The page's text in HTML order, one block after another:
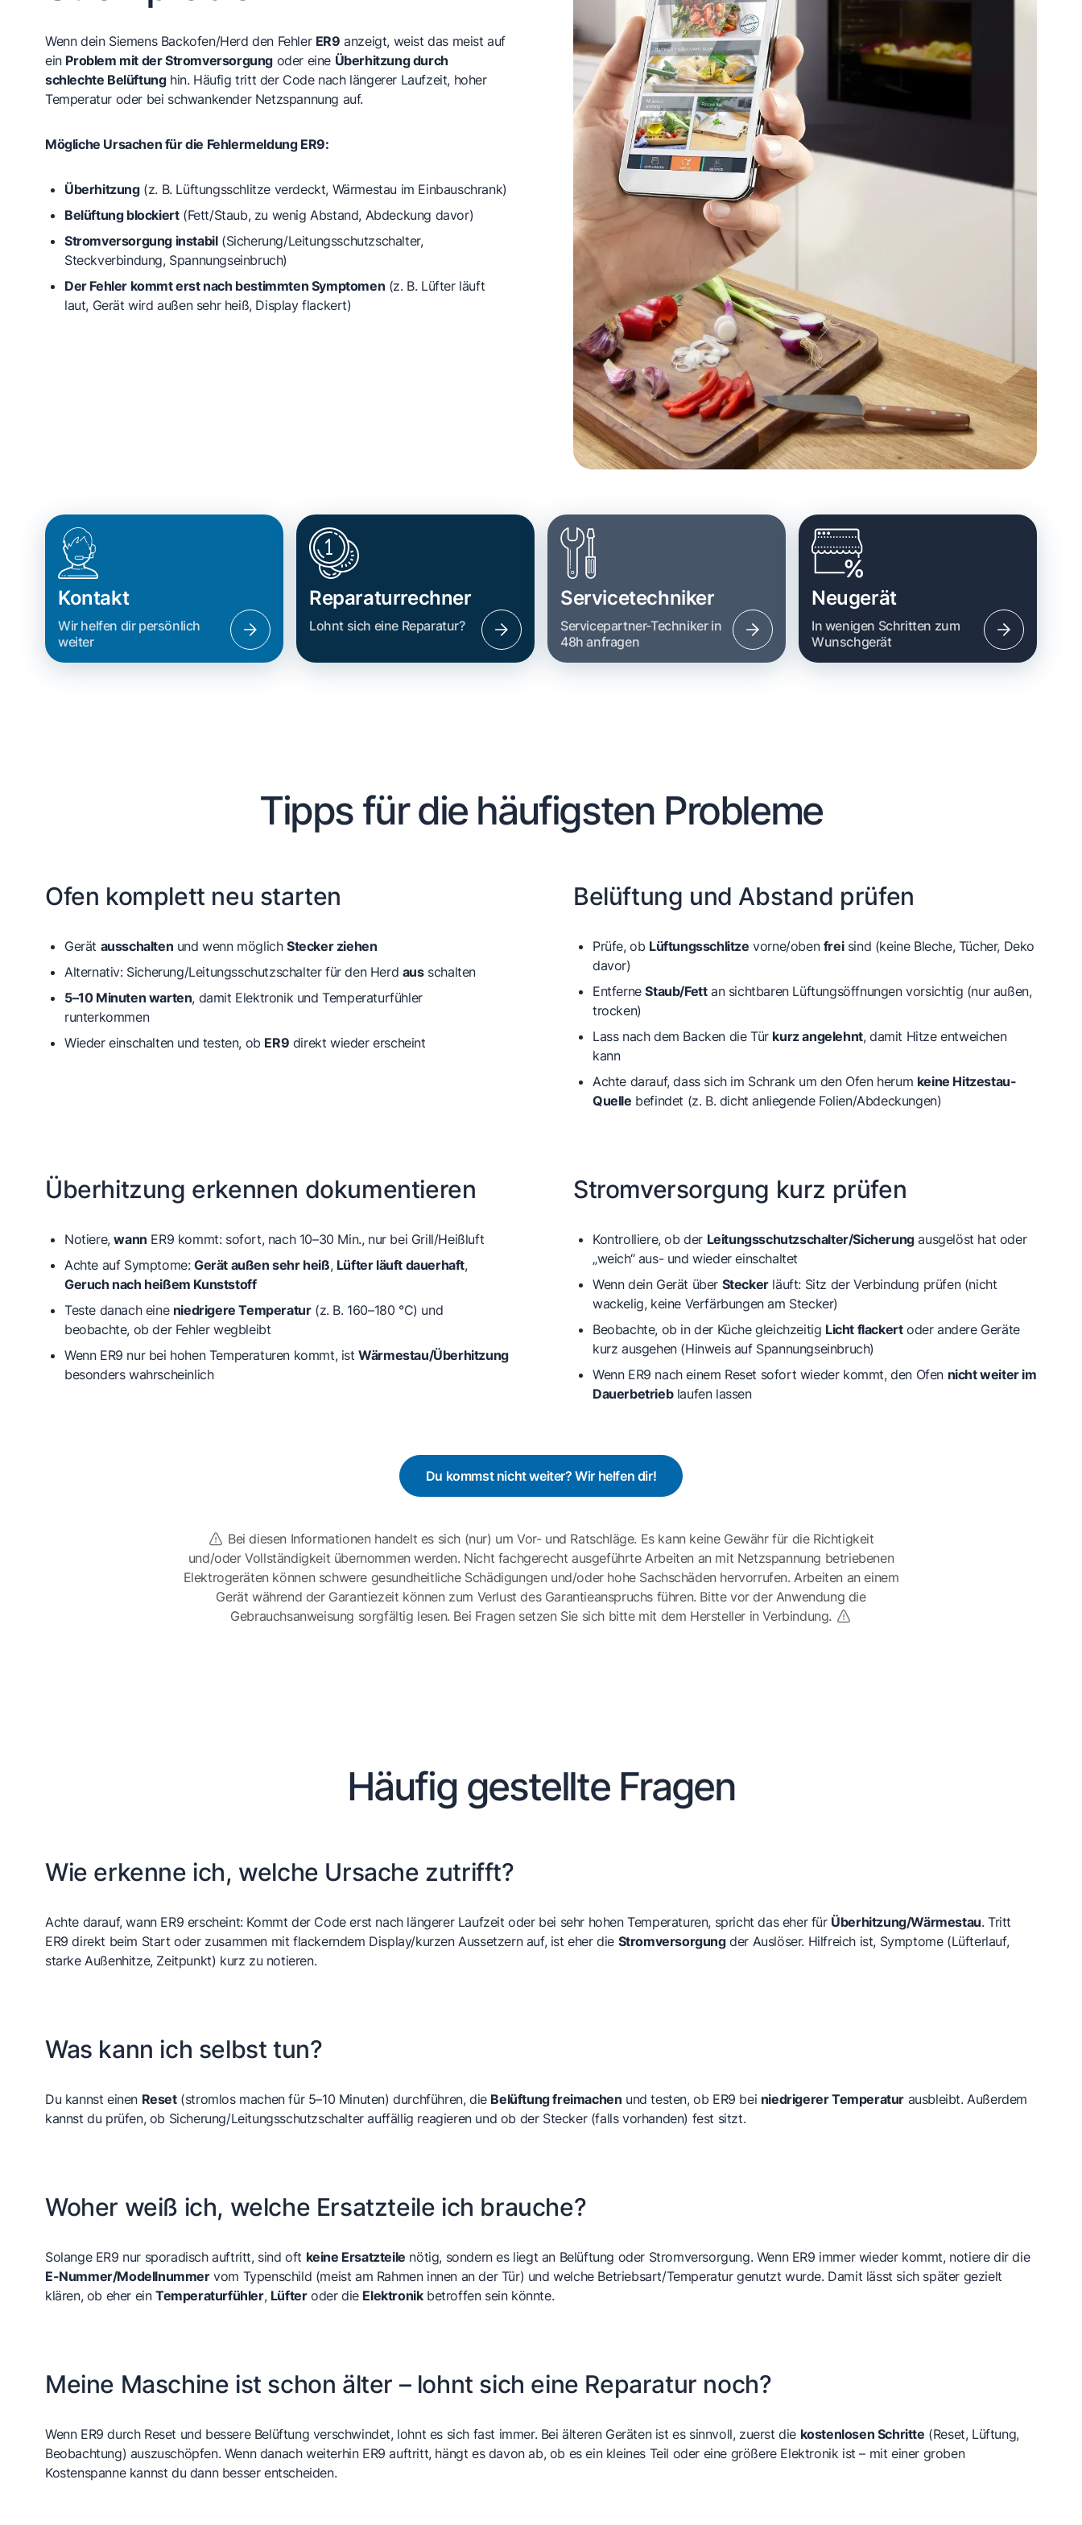
Wenn dein Siemens Backofen/Herd den Fehler ER9 anzeigt, weist das meist auf
ein Problem mit der Stromversorgung oder eine Überhitzung durch
schlechte Belüftunghin. Häufig tritt der Code nach längerer Laufzeit, hoher
Temperatur oder bei schwankender Netzspannung auf.
Mögliche Ursachen für die Fehlermeldung ER9:
Überhitzung(z. B. Lüftungsschlitze verdeckt, Wärmestau im Einbauschrank)
Belüftung blockiert(Fett/Staub, zu wenig Abstand, Abdeckung davor)
Stromversorgung instabil(Sicherung/Leitungsschutzschalter,
Steckverbindung, Spannungseinbruch)
Der Fehler kommt erst nach bestimmten Symptomen (z. B. Lüfter läuft
laut, Gerät wird außen sehr heiß, Display flackert)
Kontakt
Wir helfen dir persönlich
weiter
Reparaturrechner
Lohnt sich eine Reparatur?
Servicetechniker
Servicepartner-Techniker in
48h anfragen
Neugerät
In wenigen Schritten zum
Wunschgerät
Tipps für die häufigsten Probleme
Ofen komplett neu starten
Gerät ausschalten und wenn möglichStecker ziehen
Alternativ: Sicherung/Leitungsschutzschalter für den Herd ausschalten
5–10 Minuten warten, damit Elektronik und Temperaturfühler
runterkommen
Wieder einschalten und testen, ob ER9 direkt wieder erscheint
Belüftung und Abstand prüfen
Prüfe, ob Lüftungsschlitze vorne/oben freisind (keine Bleche, Tücher, Deko
davor)
EntferneStaub/Fettan sichtbaren Lüftungsöffnungen vorsichtig (nur außen,
trocken)
Lass nach dem Backen die Tür kurz angelehnt, damit Hitze entweichen
kann
Achte darauf, dass sich im Schrank um den Ofen herum keine Hitzestau-
Quelle befindet (z. B. dicht anliegende Folien/Abdeckungen)
Überhitzung erkennen dokumentieren
Notiere,wann ER9 kommt: sofort, nach 10–30 Min., nur bei Grill/Heißluft
Achte auf Symptome: Gerät außen sehr heiß, Lüfter läuft dauerhaft,
Geruch nach heißem Kunststoff
Teste danach eine niedrigere Temperatur(z. B. 160–180 °C) und
beobachte, ob der Fehler wegbleibt
Wenn ER9 nur bei hohen Temperaturen kommt, istWärmestau/Überhitzung
besonders wahrscheinlich
Stromversorgung kurz prüfen
Kontrolliere, ob der Leitungsschutzschalter/Sicherungausgelöst hat oder
„weich“ aus- und wieder einschaltet
Wenn dein Gerät über Steckerläuft: Sitz der Verbindung prüfen (nicht
wackelig, keine Verfärbungen am Stecker)
Beobachte, ob in der Küche gleichzeitig Licht flackertoder andere Geräte
kurz ausgehen (Hinweis auf Spannungseinbruch)
Wenn ER9 nach einem Reset sofort wieder kommt, den Ofen nicht weiter im
Dauerbetrieblaufen lassen
Du kommst nicht weiter? Wir helfen dir!
Bei diesen Informationen handelt es sich (nur) um Vor- und Ratschläge. Es kann keine Gewähr für die Richtigkeit
und/oder Vollständigkeit übernommen werden. Nicht fachgerecht ausgeführte Arbeiten an mit Netzspannung betriebenen
Elektrogeräten können schwere gesundheitliche Schädigungen und/oder hohe Sachschäden hervorrufen. Arbeiten an einem
Gerät während der Garantiezeit können zum Verlust des Garantieanspruchs führen. Bitte vor der Anwendung die
Gebrauchsanweisung sorgfältig lesen. Bei Fragen setzen Sie sich bitte mit dem Hersteller in Verbindung.
Häufig gestellte Fragen
Wie erkenne ich, welche Ursache zutrifft?
Achte darauf, wann ER9 erscheint: Kommt der Code erst nach längerer Laufzeit oder bei sehr hohen Temperaturen, spricht das eher für Überhitzung/Wärmestau. Tritt
ER9 direkt beim Start oder zusammen mit flackerndem Display/kurzen Aussetzern auf, ist eher die Stromversorgungder Auslöser. Hilfreich ist, Symptome (Lüfterlauf,
starke Außenhitze, Zeitpunkt) kurz zu notieren.
Was kann ich selbst tun?
Du kannst einen Reset(stromlos machen für 5–10 Minuten) durchführen, die Belüftung freimachen und testen, ob ER9 bei niedrigerer Temperatur ausbleibt. Außerdem
kannst du prüfen, ob Sicherung/Leitungsschutzschalter auffällig reagieren und ob der Stecker (falls vorhanden) fest sitzt.
Woher weiß ich, welche Ersatzteile ich brauche?
Solange ER9 nur sporadisch auftritt, sind oft keine Ersatzteile nötig, sondern es liegt an Belüftung oder Stromversorgung. Wenn ER9 immer wieder kommt, notiere dir die
E-Nummer/Modellnummervom Typenschild (meist am Rahmen innen an der Tür) und welche Betriebsart/Temperatur genutzt wurde. Damit lässt sich später gezielt
klären, ob eher ein Temperaturfühler, Lüfteroder die Elektronikbetroffen sein könnte.
Meine Maschine ist schon älter – lohnt sich eine Reparatur noch?
Wenn ER9 durch Reset und bessere Belüftung verschwindet, lohnt es sich fast immer. Bei älteren Geräten ist es sinnvoll, zuerst die kostenlosen Schritte (Reset, Lüftung,
Beobachtung) auszuschöpfen. Wenn danach weiterhin ER9 auftritt, hängt es davon ab, ob es ein kleines Teil oder eine größere Elektronik ist – mit einer groben
Kostenspanne kannst du dann besser entscheiden.